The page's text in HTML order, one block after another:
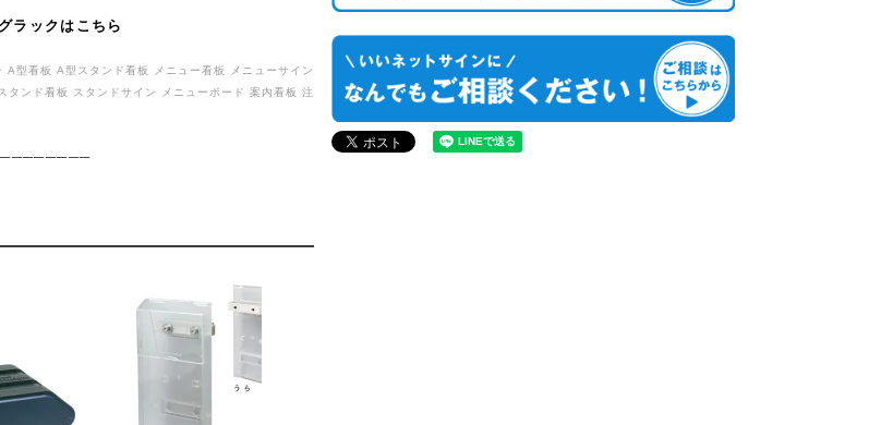
ラックはこちら
型看板 A型スタンド看板 メニュー看板 メニューサイン
タンド看板 スタンドサイン メニューボード 案内看板 注